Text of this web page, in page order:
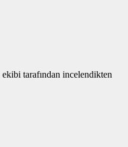
ekibi tarafından incelendikten